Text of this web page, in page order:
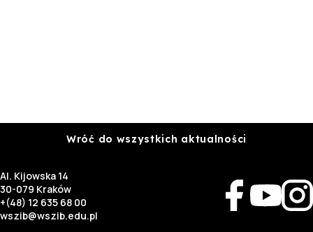
Wróć do wszystkich aktualności
Al. Kijowska 14
30-079 Kraków
+(48) 12 635 68 00
wszib@wszib.edu.pl